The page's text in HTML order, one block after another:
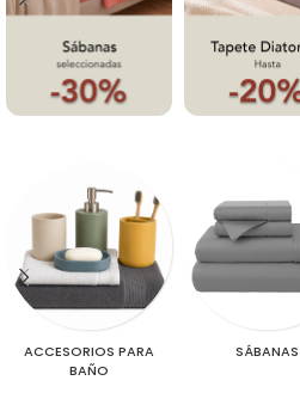
ACCESORIOS PARA
BAÑO
SÁBANAS